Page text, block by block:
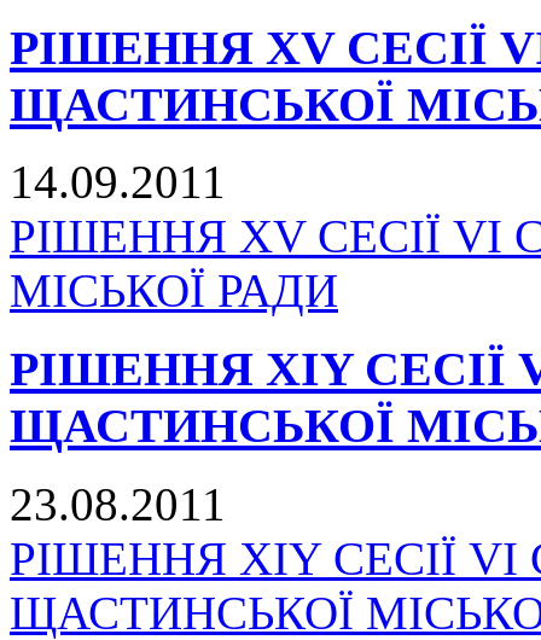
РІШЕННЯ XV СЕСІЇ
ЩАСТИНСЬКОЇ
14.09.2011
РІШЕННЯ XV СЕСІЇ
МІСЬКОЇ РАДИ
РІШЕННЯ XIY
ЩАСТИНСЬКОЇ
23.08.2011
РІШЕННЯ XIY СЕСІЇ
ЩАСТИНСЬКОЇ